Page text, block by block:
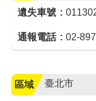
遺失車號
通報電話 02-
區域 臺北市